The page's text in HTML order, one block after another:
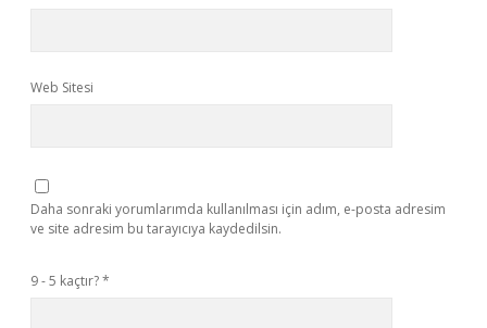
Web Sitesi
Daha sonraki yorumlarımda kullanılması için adım, e-posta adresim
ve site adresim bu tarayıcıya kaydedilsin.
9 - 5 kaçtır?*